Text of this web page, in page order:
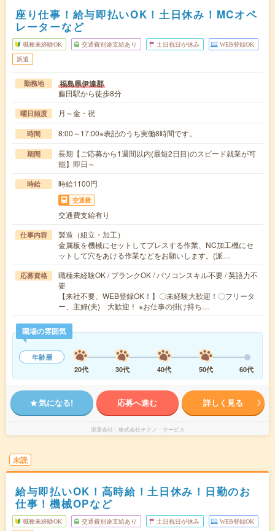
座り仕事！給与即払いOK！土日休み！MCオペ
レーターなど
職種未経験OK 交通費別途支給あり 土日祝日が休み WEB登録OK
派遣
勤務地 福島県伊達郡
藤田駅から徒歩8分
曜日頻度 月～金・祝
時間 8:00～17:00※表記のうち実働8時間です。
期間
長期【ご応募から1週間以内(最短2日目)のスピード就業が可
能】即日～
時給 時給1100円
交通費
交通費支給有り
仕事内容
製造（組立・加工）
金属板を機械にセットしてプレスする作業、NC加工機にセ
ットして穴をあける作業などをお願いします。(派…
応募資格
職種未経験OK / ブランクOK / パソコンスキル不要 / 英語力不
要
【来社不要、WEB登録OK！】〇未経験大歓迎！〇フリータ
ー、主婦(夫) 大歓迎！ ※お仕事の掛け持ち…
職場の雰囲気
年齢層
20代
30代 40代 50代 60代
気になる! 応募へ進む 詳しく見る
派遣会社 株式会社テクノ・サービス
未読
給与即払いOK！高時給！土日休み！日勤のお
仕事！機械OPなど
職種未経験OK 交通費別途支給あり 土日祝日が休み WEB登録OK